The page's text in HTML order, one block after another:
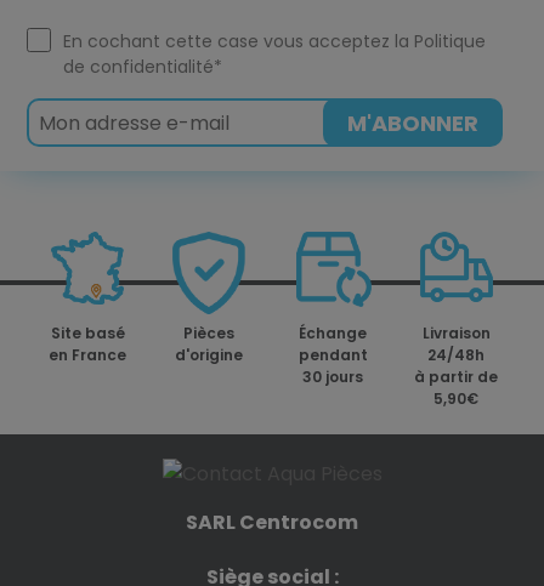
En cochant cette case vous acceptez la Politique
de confidentialité*
Site basé
en France
Pièces
d'origine
Échange
pendant
30 jours
Livraison
24/48h
à partir de
5,90€
SARL Centrocom
Siège social :